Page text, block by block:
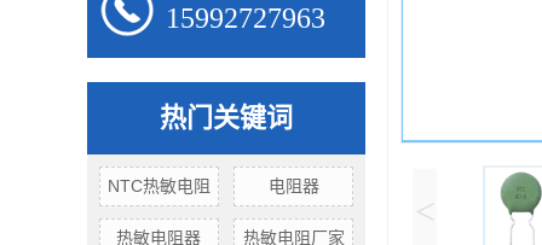
15992727963
热门关键词
NTC热敏电阻 电阻器
热敏电阻器 热敏电阻厂家
<